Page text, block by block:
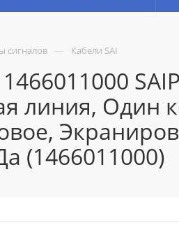
сигналов — Кабели SAI
линия, Один
(1466011000)